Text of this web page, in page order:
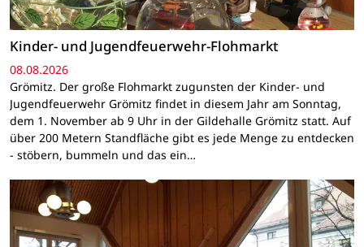
Kinder- und Jugendfeuerwehr-Flohmarkt
08.08.2026
Grömitz. Der große Flohmarkt zugunsten der Kinder- und
Jugendfeuerwehr Grömitz findet in diesem Jahr am Sonntag,
dem 1. November ab 9 Uhr in der Gildehalle Grömitz statt. Auf
über 200 Metern Standfläche gibt es jede Menge zu entdecken
- stöbern, bummeln und das ein…